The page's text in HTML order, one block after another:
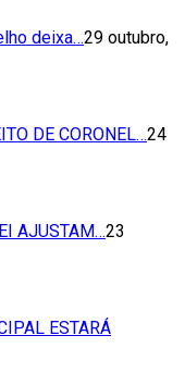
deixa…29 outubro,
DE CORONEL…24
AJUSTAM…23
ESTARÁ